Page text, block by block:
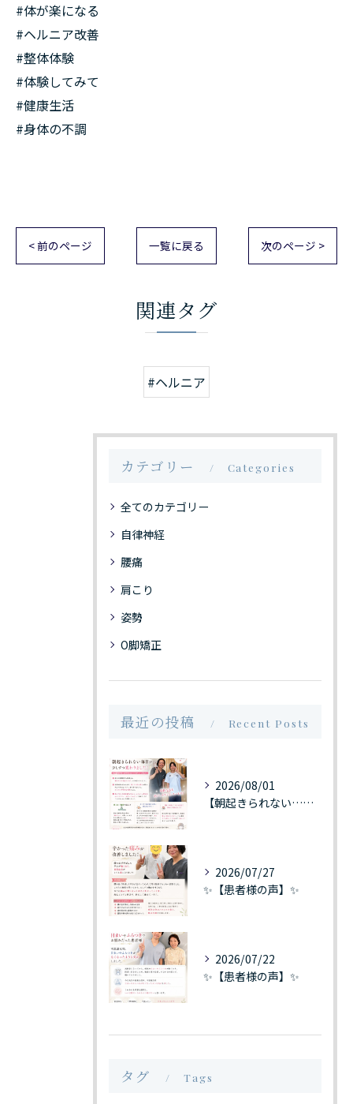
#体が楽になる
#ヘルニア改善
#整体体験
#体験してみて
#健康生活
#身体の不調
< 前のページ 一覧に戻る 次のページ >
関連タグ
#ヘルニア
カテゴリー Categories
全てのカテゴリー
自律神経
腰痛
肩こり
姿勢
O脚矯正
最近の投稿 Recent Posts
2026/08/01
【朝起きられない…そんな毎日が少しずつ変わりました】
2026/07/27
✨【患者様の声】✨
2026/07/22
✨【患者様の声】✨
タグ Tags